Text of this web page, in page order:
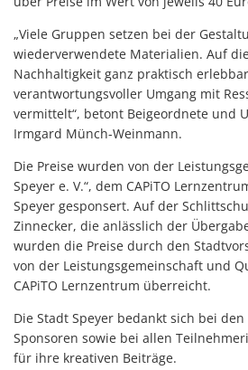
„Viele Gruppen setzen bei der
wiederverwendete Materialien. Auf
Nachhaltigkeit ganz praktisch
verantwortungsvoller Umgang mit
vermittelt“, betont Beigeordnete und
Irmgard Münch-Weinmann.
Die Preise wurden von der
Speyer e. V.“, dem CAPiTO
Speyer gesponsert. Auf der
Zinnecker, die anlässlich der
wurden die Preise durch den
von der Leistungsgemeinschaft und
CAPiTO Lernzentrum überreicht.
Die Stadt Speyer bedankt sich bei
Sponsoren sowie bei allen
für ihre kreativen Beiträge.